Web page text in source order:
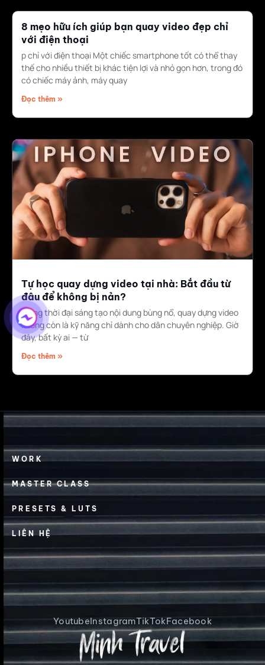
8 mẹo hữu ích giúp bạn quay video đẹp chỉ
với điện thoại
p chỉ với điện thoại Một chiếc smartphone tốt có thể thay
thế cho nhiều thiết bị khác tiện lợi và nhỏ gọn hơn, trong đó
có chiếc máy ảnh, máy quay
Đọc thêm »
Tự học quay dựng video tại nhà: Bắt đầu từ
đâu để không bị nản?
Trong thời đại sáng tạo nội dung bùng nổ, quay dựng video
không còn là kỹ năng chỉ dành cho dân chuyên nghiệp. Giờ
đây, bất kỳ ai — từ
Đọc thêm »
WORK
MASTER CLASS
PRESETS & LUTS
LIÊN HỆ
YoutubeInstagramTikTokFacebook